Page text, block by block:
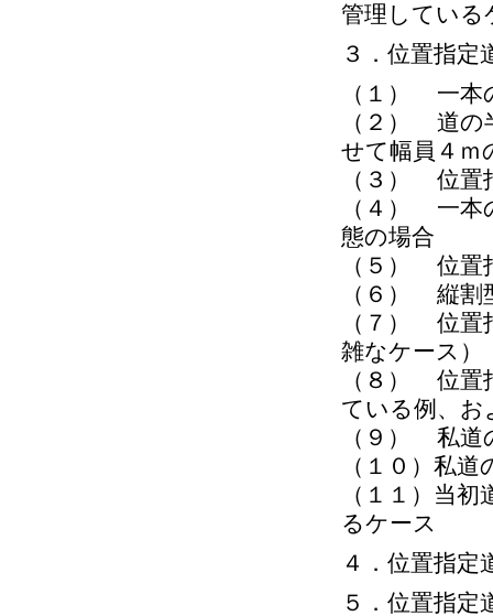
管理している
３．位置指定
（１） 一本
（２） 道の
せて幅員４ｍ
（３） 位置
（４） 一本
態の場合
（５） 位置
（６） 縦割
（７） 位置
雑なケース）
（８） 位置
ている例、お
（９） 私道
（１０）私
（１１）当
るケース
４．位置指
５．位置指定